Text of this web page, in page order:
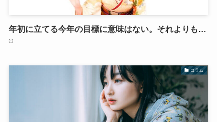
年初に立てる今年の目標に意味はない。それよりも…
コラム